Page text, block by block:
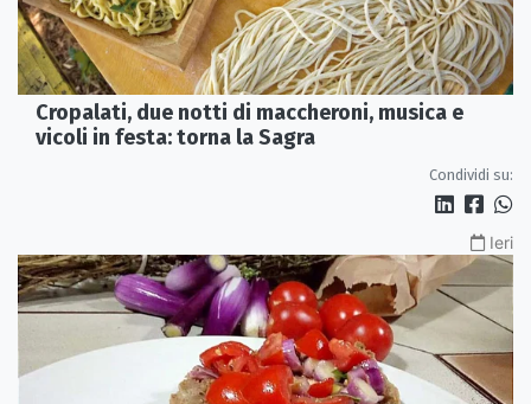
Cropalati, due notti di maccheroni, musica e
vicoli in festa: torna la Sagra
Condividi su:
Ieri